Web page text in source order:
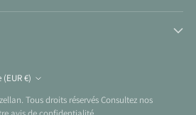
Allemagne (EUR €)
. Tous droits réservés Consultez nos